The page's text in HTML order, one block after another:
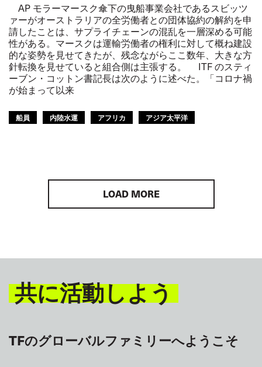
AP モラーマースク傘下の曳船事業会社であるスビッツ
ァーがオーストラリアの全労働者との団体協約の解約を申
請したことは、サプライチェーンの混乱を一層深める可能
性がある。マースクは運輸労働者の権利に対して概ね建設
的な姿勢を見せてきたが、残念ながらここ数年、大きな方
針転換を見せていると組合側は主張する。 ITF のスティ
ーブン・コットン書記長は次のように述べた。「コロナ禍
が始まって以来
船員 内陸水運 アフリカ アジア太平洋
LOAD MORE
共に活動しよう
TFのグローバルファミリーへようこそ